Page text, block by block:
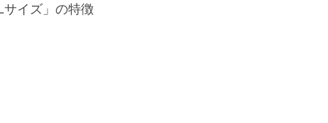
サイズ」の特徴